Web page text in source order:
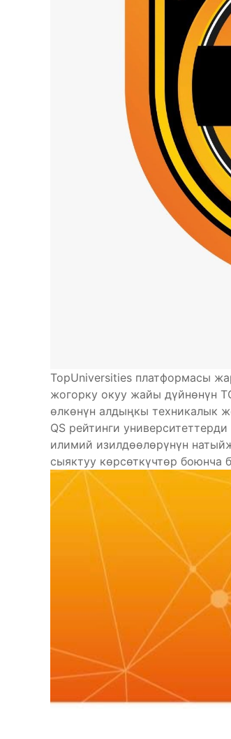
TopUniversities платформасы
жогорку окуу жайы дүйнөнүн
өлкөнүн алдыңкы техникалык
QS рейтинги
илимий изилдөөлөрүнүн
сыяктуу көрсөткүчтөр боюнча